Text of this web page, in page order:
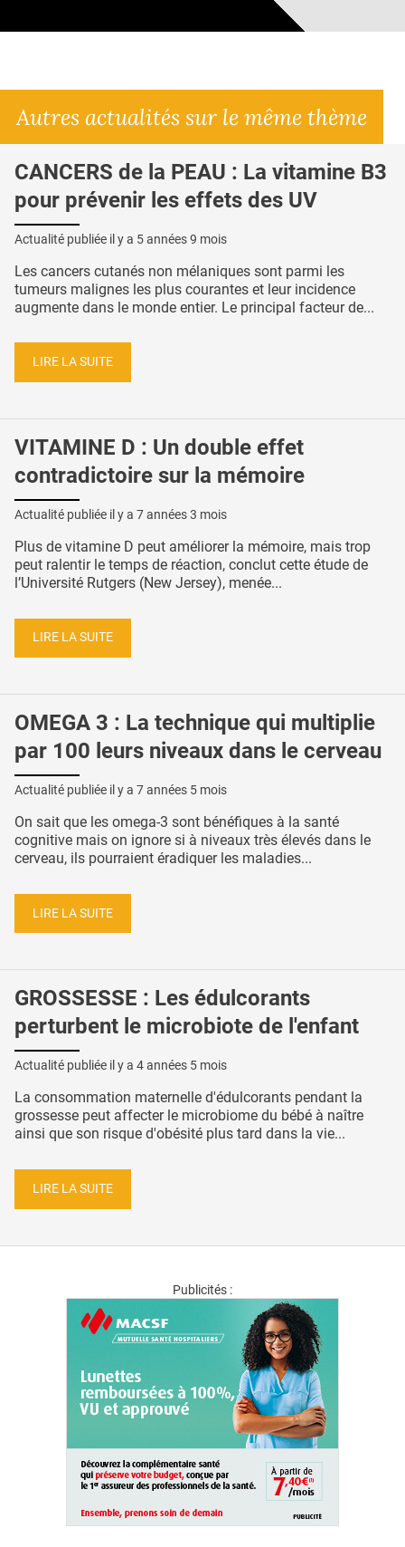
Autres actualités sur le même thème
CANCERS de la PEAU : La vitamine B3
pour prévenir les effets des UV
Actualité publiée il y a 5 années 9 mois
Les cancers cutanés non mélaniques sont parmi les
tumeurs malignes les plus courantes et leur incidence
augmente dans le monde entier. Le principal facteur de...
LIRE LA SUITE
VITAMINE D : Un double effet
contradictoire sur la mémoire
Actualité publiée il y a 7 années 3 mois
Plus de vitamine D peut améliorer la mémoire, mais trop
peut ralentir le temps de réaction, conclut cette étude de
l’Université Rutgers (New Jersey), menée...
LIRE LA SUITE
OMEGA 3 : La technique qui multiplie
par 100 leurs niveaux dans le cerveau
Actualité publiée il y a 7 années 5 mois
On sait que les omega-3 sont bénéfiques à la santé
cognitive mais on ignore si à niveaux très élevés dans le
cerveau, ils pourraient éradiquer les maladies...
LIRE LA SUITE
GROSSESSE : Les édulcorants
perturbent le microbiote de l'enfant
Actualité publiée il y a 4 années 5 mois
La consommation maternelle d'édulcorants pendant la
grossesse peut affecter le microbiome du bébé à naître
ainsi que son risque d'obésité plus tard dans la vie...
LIRE LA SUITE
Publicités :